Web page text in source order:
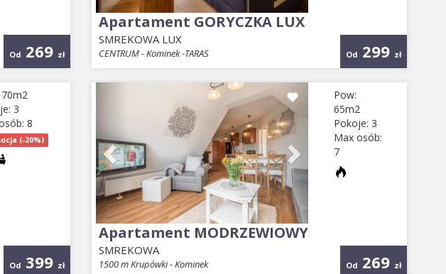
Od 269 zł Od 299 zł
Apartament GORYCZKA LUX
SMREKOWA LUX
CENTRUM - Kominek -TARAS
Od 399 zł
3
8
(-20%)
Od 269 zł
Next
Pow:
65m2
Pokoje: 3
Max osób:
7
Apartament MODRZEWIOWY
SMREKOWA
1500 m Krupówki - Kominek